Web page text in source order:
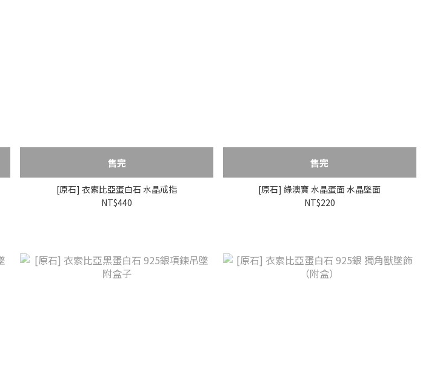
售完
[原石] 衣索比亞蛋白石 水晶戒指
NT$440
售完
[原石] 綠澳寶 水晶蛋面 水晶墜面
NT$220